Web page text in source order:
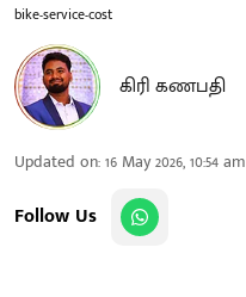
bike-service-cost
கிரி கணபதி
Updated on:16 May 2026, 10:54 am
Follow Us